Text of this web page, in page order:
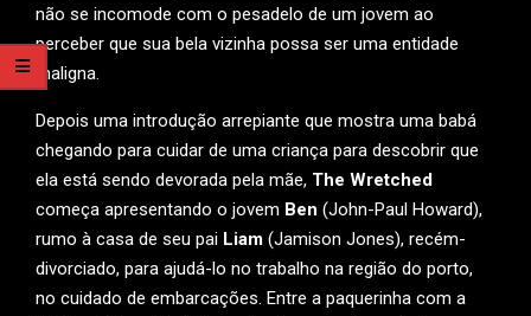
não se incomode com o pesadelo de um jovem ao
perceber que sua bela vizinha possa ser uma entidade
maligna.
Depois uma introdução arrepiante que mostra uma babá
chegando para cuidar de uma criança para descobrir que
ela está sendo devorada pela mãe, The Wretched
começa apresentando o jovem Ben (John-Paul Howard),
rumo à casa de seu pai Liam (Jamison Jones), recém-
divorciado, para ajudá-lo no trabalho na região do porto,
no cuidado de embarcações. Entre a paquerinha com a